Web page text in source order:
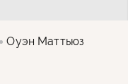
Оуэн Маттьюз